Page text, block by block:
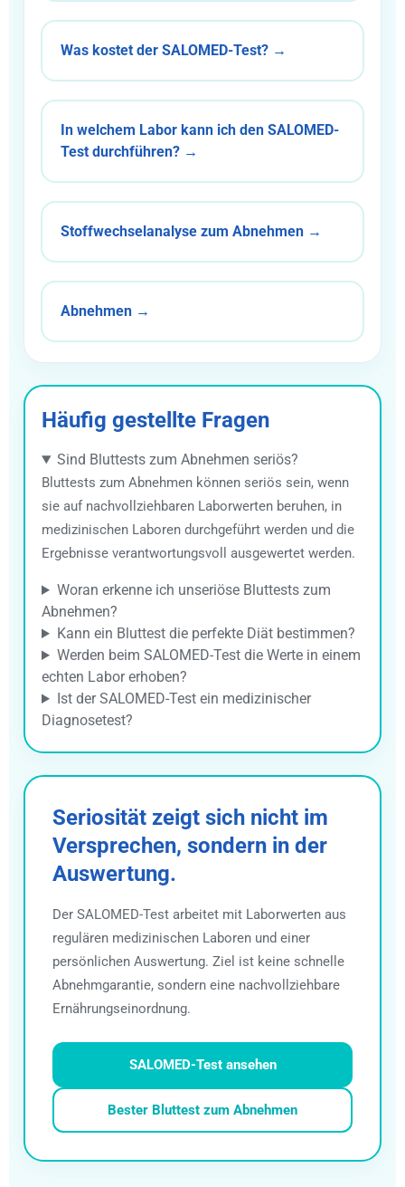
Was kostet der SALOMED-Test? →
In welchem Labor kann ich den SALOMED-
Test durchführen? →
Stoffwechselanalyse zum Abnehmen →
Abnehmen →
Häufig gestellte Fragen
Sind Bluttests zum Abnehmen seriös?
Bluttests zum Abnehmen können seriös sein, wenn
sie auf nachvollziehbaren Laborwerten beruhen, in
medizinischen Laboren durchgeführt werden und die
Ergebnisse verantwortungsvoll ausgewertet werden.
Woran erkenne ich unseriöse Bluttests zum
Abnehmen?
Kann ein Bluttest die perfekte Diät bestimmen?
Werden beim SALOMED-Test die Werte in einem
echten Labor erhoben?
Ist der SALOMED-Test ein medizinischer
Diagnosetest?
Seriosität zeigt sich nicht im
Versprechen, sondern in der
Auswertung.
Der SALOMED-Test arbeitet mit Laborwerten aus
regulären medizinischen Laboren und einer
persönlichen Auswertung. Ziel ist keine schnelle
Abnehmgarantie, sondern eine nachvollziehbare
Ernährungseinordnung.
SALOMED-Test ansehen
Bester Bluttest zum Abnehmen